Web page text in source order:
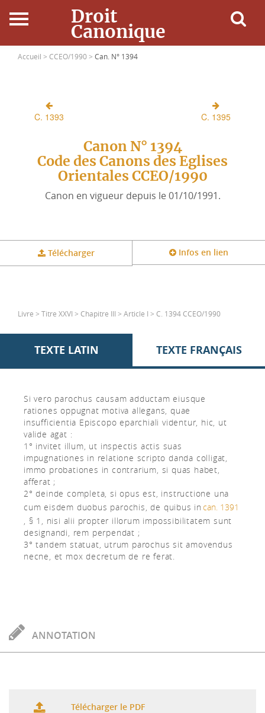
Droit
Canonique
Accueil
Ressources
Connexion
Accueil > CCEO/1990 > Can. N° 1394
C. 1393 C. 1395
Canon N° 1394
Code des Canons des Eglises
Orientales CCEO/1990
Canon en vigueur depuis le 01/10/1991.
Télécharger Infos en lien
Livre > Titre XXVI > Chapitre III > Article I > C. 1394 CCEO/1990
TEXTE LATIN TEXTE FRANÇAIS
Si vero parochus causam adductam eiusque
rationes oppugnat motiva allegans, quae
insufficientia Episcopo eparchiali videntur, hic, ut
valide agat :
1° invitet illum, ut inspectis actis suas
impugnationes in relatione scripto danda colligat,
immo probationes in contrarium, si quas habet,
afferat ;
2° deinde completa, si opus est, instructione una
cum eisdem duobus parochis, de quibus in can. 1391
, § 1, nisi alii propter illorum impossibilitatem sunt
designandi, rem perpendat ;
3° tandem statuat, utrum parochus sit amovendus
necne, et mox decretum de re ferat.
ANNOTATION
Télécharger le PDF